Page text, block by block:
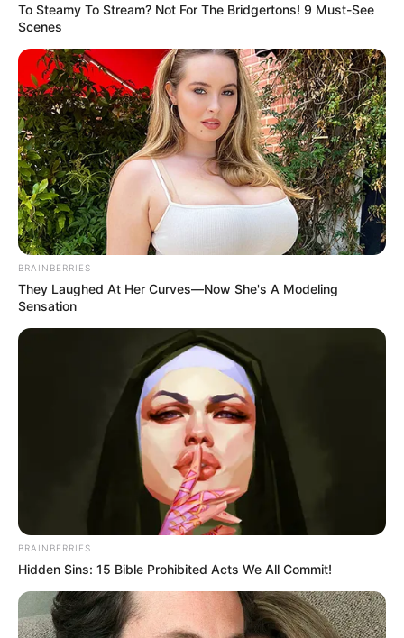
To Steamy To Stream? Not For The Bridgertons! 9 Must-See
Scenes
BRAINBERRIES
They Laughed At Her Curves—Now She's A Modeling
Sensation
BRAINBERRIES
Hidden Sins: 15 Bible Prohibited Acts We All Commit!